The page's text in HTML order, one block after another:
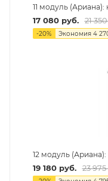
11 модуль
17 080руб. 21 350
-20% Экономия 4
12 модуль
19 180руб. 23 975